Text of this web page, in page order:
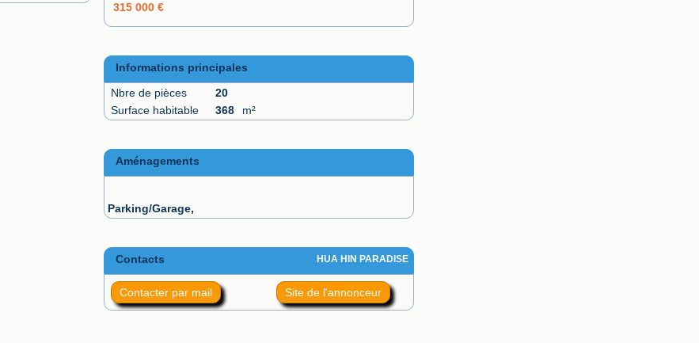
315 000 €
Informations principales
Nbre de pièces
20
Surface habitable
368 m²
Aménagements
Parking/Garage,
Contacts HUA HIN PARADISE
Contacter par mail Site de l'annonceur